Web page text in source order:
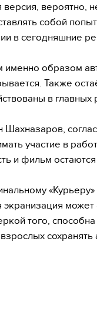
версия, вероятно,
собой
в сегодняшние
именно образом
Также
в главных
Шахназаров,
участие в
и фильм
экранизация может
того,
сохранять